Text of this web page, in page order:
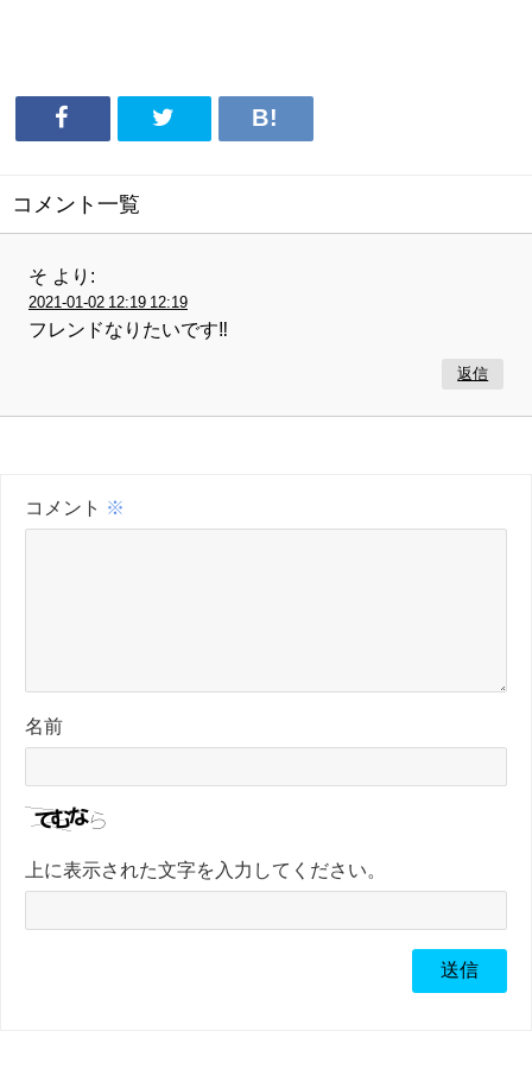
コメント一覧
そ より:
2021-01-02 12:19 12:19
フレンドなりたいです‼
返信
コメント ※
名前
上に表示された文字を入力してください。